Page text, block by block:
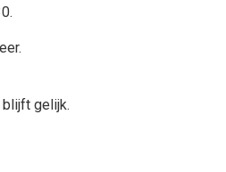
gelijk.